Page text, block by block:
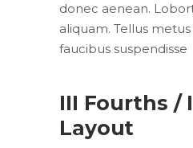
donec aenean.
aliquam. Tellus
faucibus suspendisse
III Fourths /
Layout